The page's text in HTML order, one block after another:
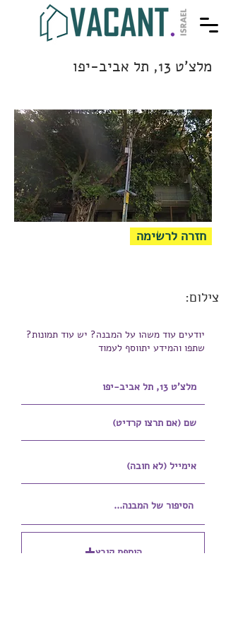
מלצ'ט 13, תל אביב-יפו
חזרה לרשימה
צילום:
יודעים עוד משהו על המבנה? יש עוד תמונות?
שתפו והמידע יתווסף לעמוד
הוספת קובץ